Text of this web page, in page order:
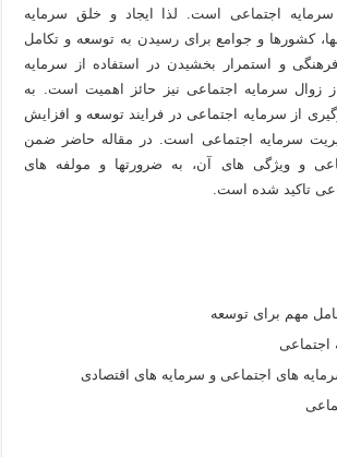
اجتماعی است. لذا ایجاد و خلق سرمایه
کشورها و جوامع برای رسیدن به توسعه و تکامل
و استمرار بخشیدن در استفاده از سرمایه
زوال سرمایه اجتماعی نیز حائز اهمیت است. به
از سرمایه اجتماعی در فرایند توسعه و افزایش
سرمایه اجتماعی است. در مقاله حاضر ضمن
و ویژگی های آن، به ضرورتها و مولفه های
تاکید شده است.
مهم برای توسعه
اجتماعی
های اجتماعی و سرمایه های اقتصادی